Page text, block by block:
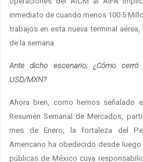
inmediato de cuando menos 100.5
trabajos en esta nueva terminal
de la semana.
Ante dicho escenario; ¿Cómo
USD/MXN?
Ahora bien, como hemos señalado
Resumen Semanal de Mercados,
mes de Enero, la fortaleza del
Americano ha obedecido desde
públicas de México cuya